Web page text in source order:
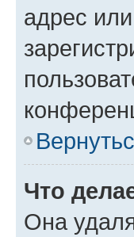
адрес
Что
Она